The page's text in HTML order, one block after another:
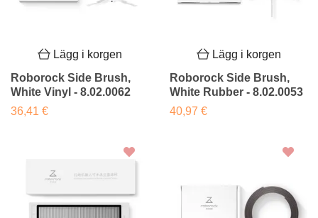
Lägg i korgen
Roborock Side Brush,
White Vinyl - 8.02.0062
36,41 €
Lägg i korgen
Roborock Side Brush,
White Rubber - 8.02.0053
40,97 €